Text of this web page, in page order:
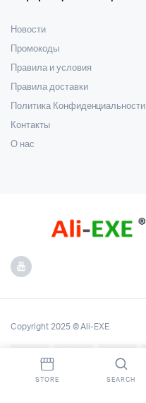
Новости
Промокоды
Правила и условия
Правила доставки
Политика Конфиденциальности
Контакты
О нас
Copyright 2025 © Ali-EXE
STORE SEARCH